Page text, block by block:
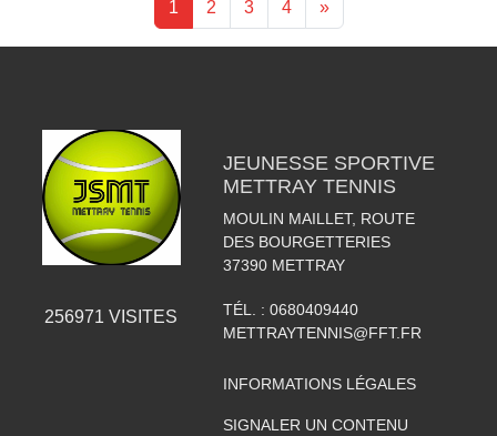
1 2 3 4 »
256971 VISITES
JEUNESSE SPORTIVE
METTRAY TENNIS
MOULIN MAILLET, ROUTE
DES BOURGETTERIES
37390 METTRAY
TÉL. : 0680409440
METTRAYTENNIS@FFT.FR
INFORMATIONS LÉGALES
SIGNALER UN CONTENU